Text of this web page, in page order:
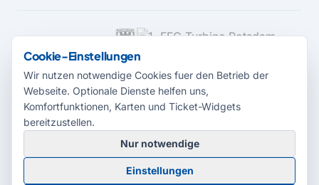
MEDIENPARTNER
© 2026 Radio Potsdam. Webseite entwickelt durch dieMedienagentur
Babelsberg
Cookie-Einstellungen
Wir nutzen notwendige Cookies fuer den Betrieb der
Webseite. Optionale Dienste helfen uns,
Komfortfunktionen, Karten und Ticket-Widgets
bereitzustellen.
Nur notwendige
Einstellungen